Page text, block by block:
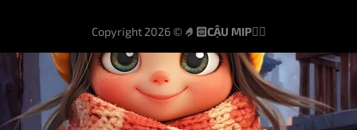
Copyright 2026 © 🤌🏻CẬU MIP👌🏻